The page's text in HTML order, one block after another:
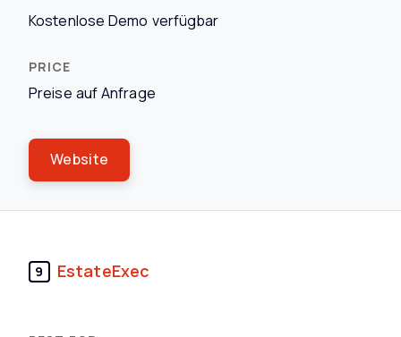
Kostenlose Demo verfügbar
Preise auf Anfrage
Website
9 EstateExec